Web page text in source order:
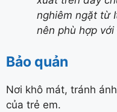
nghiêm ngặt từ
nên phù hợp
Bảo quản
Nơi khô mát, tránh
của trẻ em.